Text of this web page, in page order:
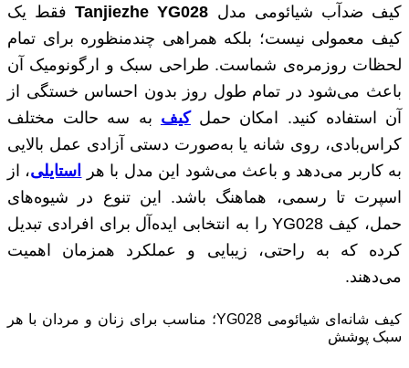
کیف ضدآب شیائومی مدل Tanjiezhe YG028فقط یک
کیف معمولی نیست؛ بلکه همراهی چندمنظوره برای تمام
لحظات روزمره‌ی شماست. طراحی سبک و ارگونومیک آن
باعث می‌شود در تمام طول روز بدون احساس خستگی از
آن استفاده کنید. امکان حملکیف به سه حالت مختلف
کراس‌بادی، روی شانه یا به‌صورت دستی آزادی عمل بالایی
به کاربر می‌دهد و باعث می‌شود این مدل با هر
استایلی، از
اسپرت تا رسمی، هماهنگ باشد. این تنوع در شیوه‌های
حمل، کیف YG028 را به انتخابی ایده‌آل برای افرادی تبدیل
کرده که به راحتی، زیبایی و عملکرد همزمان اهمیت
می‌دهند.
کیف شانه‌ای شیائومی YG028؛ مناسب برای زنان و مردان با هر
سبک پوشش